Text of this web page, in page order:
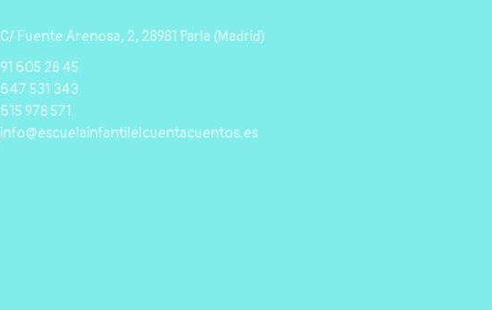
C/ Fuente Arenosa, 2, 28981 Parla (Madrid)
91 605 28 45
647 531 343
615 978 571
info@escuelainfantilelcuentacuentos.es